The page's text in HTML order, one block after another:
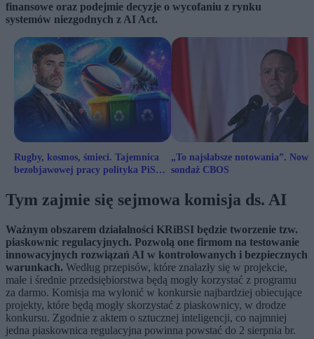
finansowe oraz podejmie decyzje o wycofaniu z rynku
systemów niezgodnych z AI Act.
Rugby, kosmos, śmieci. Tajemnica
bezobjawowej pracy polityka PiS
„To najsłabsze notowania”. Nowy
sondaż CBOS
Tym zajmie się sejmowa komisja ds. AI
Ważnym obszarem działalności KRiBSI będzie tworzenie tzw.
piaskownic regulacyjnych. Pozwolą one firmom na testowanie
innowacyjnych rozwiązań AI w kontrolowanych i bezpiecznych
warunkach. Według przepisów, które znalazły się w projekcie,
małe i średnie przedsiębiorstwa będą mogły korzystać z programu
za darmo. Komisja ma wyłonić w konkursie najbardziej obiecujące
projekty, które będą mogły skorzystać z piaskownicy, w drodze
konkursu. Zgodnie z aktem o sztucznej inteligencji, co najmniej
jedna piaskownica regulacyjna powinna powstać do 2 sierpnia br.